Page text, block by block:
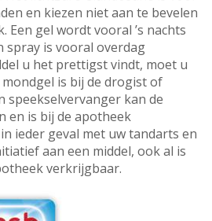
en kiezen niet aan te bevelen
gel wordt vooral ’s nachts
spray is vooral overdag
u het prettigst vindt, moet u
is bij de drogist of
speekselvervanger kan de
en is bij de apotheek
ieder geval met uw tandarts en
aan een middel, ook al is
verkrijgbaar.